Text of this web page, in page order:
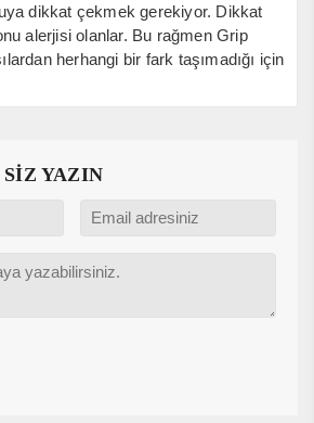
dikkat çekmek gerekiyor. Dikkat
alerjisi olanlar. Bu rağmen Grip
herhangi bir fark taşımadığı için
YAZIN